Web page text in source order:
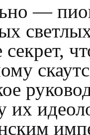
—
их